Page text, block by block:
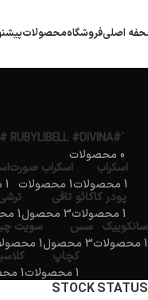
اصلیفروشگاهمحصولات
`#RUBYLIBELL #DIVINA #روبی_لیبل #دیوینا #عطر_زنانه #عطر_شرقی #عطر_مجلسی #ادکلن_لوکس #ارمغان_کیش`
0 محصولات
اسکراب
1 محصولات
اسکراب صورت
1 محصولات
1 محصولات
پودر کاکائو
1 محصولات
تافی
3 محصول
1 محصولات
سانکوییک
1 محصولات
سس
3 محصول
سویت
1 محصولات
کچاپ
1 محصولات
1 محصولات
STOCK STATUS